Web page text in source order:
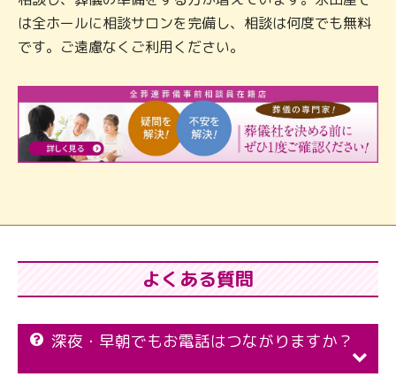
は全ホールに相談サロンを完備し、相談は何度でも無料
です。ご遠慮なくご利用ください。
よくある質問
深夜・早朝でもお電話はつながりますか？